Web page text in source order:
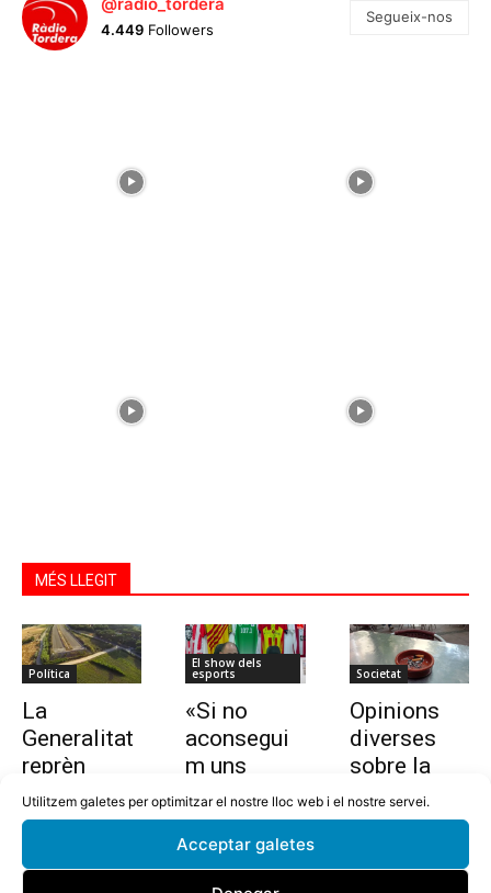
Utilitzem galetes per optimitzar el nostre lloc web i el nostre servei.
Acceptar galetes
4.449 Followers
Segueix-nos
MÉS LLEGIT
Política
La
Generalitat
reprèn
l’estudi per
allargar la
Tordera
El show dels
esports
«Si no
aconsegui
m uns
10.000
euros en
dues
setmanes,
Societat
Opinions
diverses
sobre la
nova llei
que vol
fumar a les